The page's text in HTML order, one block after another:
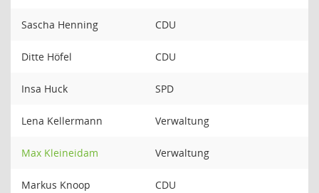
Sascha Henning CDU
Ditte Höfel CDU
Insa Huck SPD
Lena Kellermann Verwaltung
Max Kleineidam Verwaltung
Markus Knoop CDU